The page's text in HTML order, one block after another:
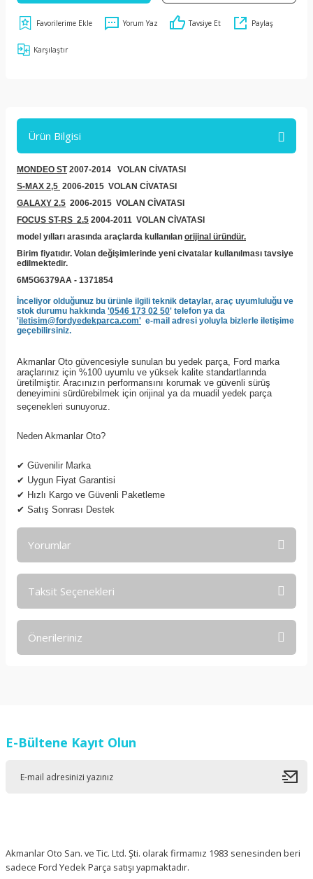
Yorum Yaz Tavsiye Et Paylaş
Karşılaştır
Ürün Bilgisi
MONDEO ST2007-2014 VOLAN CİVATASI
S-MAX 2,5 2006-2015 VOLAN CİVATASI
GALAXY 2.5 2006-2015 VOLAN CİVATASI
FOCUS ST-RS 2.5 2004-2011 VOLAN CİVATASI
model yılları arasında araçlarda kullanılan orijinal üründür.
Birim fiyatıdır. Volan değişimlerinde yeni civatalar kullanılması tavsiye
edilmektedir.
6M5G6379AA - 1371854
İnceliyor olduğunuz bu ürünle ilgili teknik detaylar, araç uyumluluğu ve
stok durumu hakkında '0546 173 02 50' telefon ya da
'iletisim@fordyedekparca.com' e-mail adresi yoluyla bizlerle iletişime
geçebilirsiniz.
Akmanlar Oto güvencesiyle sunulan bu yedek parça, Ford marka
araçlarınız için %100 uyumlu ve yüksek kalite standartlarında
üretilmiştir. Aracınızın performansını korumak ve güvenli sürüş
deneyimini sürdürebilmek için orijinal ya da muadil yedek parça
seçenekleri sunuyoruz.
Neden Akmanlar Oto?
✔ Güvenilir Marka
✔ Uygun Fiyat Garantisi
✔ Hızlı Kargo ve Güvenli Paketleme
✔ Satış Sonrası Destek
Yorumlar
Taksit Seçenekleri
Önerileriniz
Ürün resmi kalitesiz, bozuk veya görüntülenemiyor.
E-Bültene Kayıt Olun
Akmanlar Oto San. ve Tic. Ltd. Şti. olarak firmamız 1983 senesinden beri
sadece Ford Yedek Parça satışı yapmaktadır.